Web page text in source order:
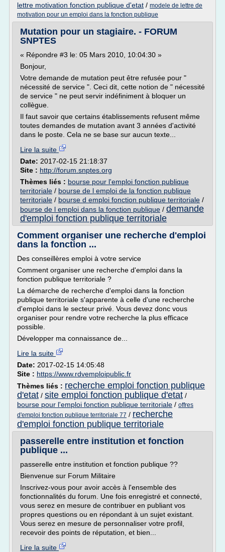
lettre motivation fonction publique d'etat / modele de lettre de
motivation pour un emploi dans la fonction publique
Mutation pour un stagiaire. - FORUM
SNPTES
« Répondre #3 le: 05 Mars 2010, 10:04:30 »
Bonjour,
Votre demande de mutation peut être refusée pour "
nécessité de service ". Ceci dit, cette notion de " nécessité
de service " ne peut servir indéfiniment à bloquer un
collègue.
Il faut savoir que certains établissements refusent même
toutes demandes de mutation avant 3 années d'activité
dans le poste. Cela ne se base sur aucun texte...
Lire la suite
Date: 2017-02-15 21:18:37
Site : http://forum.snptes.org
Thèmes liés : bourse pour l'emploi fonction publique
territoriale / bourse de l emploi de la fonction publique
territoriale / bourse d emploi fonction publique territoriale /
bourse de l emploi dans la fonction publique / demande
d'emploi fonction publique territoriale
Comment organiser une recherche d'emploi
dans la fonction ...
Des conseillères emploi à votre service
Comment organiser une recherche d'emploi dans la
fonction publique territoriale ?
La démarche de recherche d'emploi dans la fonction
publique territoriale s'apparente à celle d'une recherche
d'emploi dans le secteur privé. Vous devez donc vous
organiser pour rendre votre recherche la plus efficace
possible.
Développer ma connaissance de...
Lire la suite
Date: 2017-02-15 14:05:48
Site : https://www.rdvemploipublic.fr
Thèmes liés : recherche emploi fonction publique
d'etat / site emploi fonction publique d'etat /
bourse pour l'emploi fonction publique territoriale / offres
d'emploi fonction publique territoriale 77 / recherche
d'emploi fonction publique territoriale
passerelle entre institution et fonction
publique ...
passerelle entre institution et fonction publique ??
Bienvenue sur Forum Militaire
Inscrivez-vous pour avoir accès à l'ensemble des
fonctionnalités du forum. Une fois enregistré et connecté,
vous serez en mesure de contribuer en publiant vos
propres questions ou en répondant à un sujet existant.
Vous serez en mesure de personnaliser votre profil,
recevoir des points de réputation, et bien...
Lire la suite